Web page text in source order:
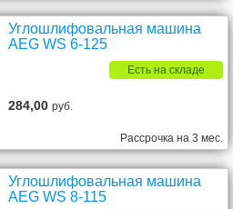
Углошлифовальная машина
AEG WS 6-125
Есть на складе
284,00руб.
Рассрочка на 3 мес.
Углошлифовальная машина
AEG WS 8-115